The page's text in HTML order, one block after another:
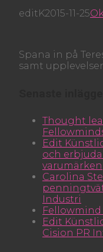
editK2015-11-25
Spana in på
samt
Thought
Edit
och
varumärken
Carolina
Industri
Fellowmind
Edit
Cision PR